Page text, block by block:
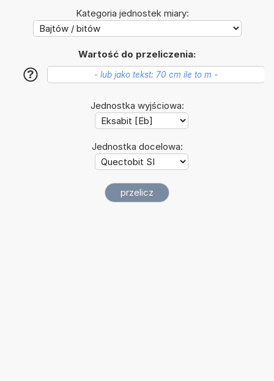
Kategoria jednostek miary:
Wartość do przeliczenia:
?
Jednostka wyjściowa:
Jednostka docelowa: